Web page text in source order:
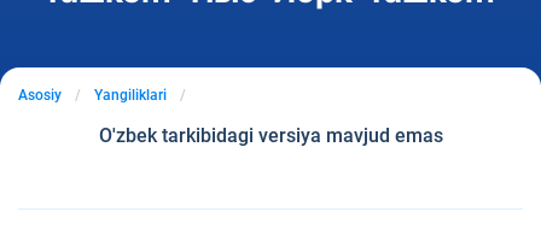
Asosiy Yangiliklari
O'zbek tarkibidagi versiya mavjud emas